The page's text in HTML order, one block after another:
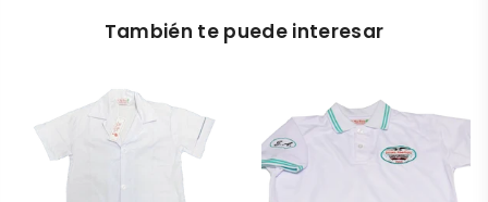
También te puede interesar